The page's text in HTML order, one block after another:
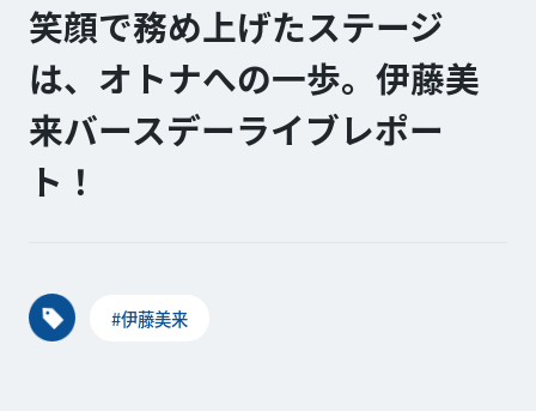
笑顔で務め上げたステージ
は、オトナへの一歩。伊藤美
来バースデーライブレポー
ト！
#伊藤美来